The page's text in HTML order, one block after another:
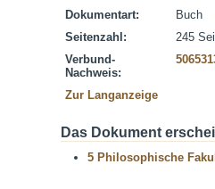
Dokumentart:
Buch
Seitenzahl:
245
Verbund-
Nachweis:
Zur Langanzeige
Das Dokument
5 Philosophische